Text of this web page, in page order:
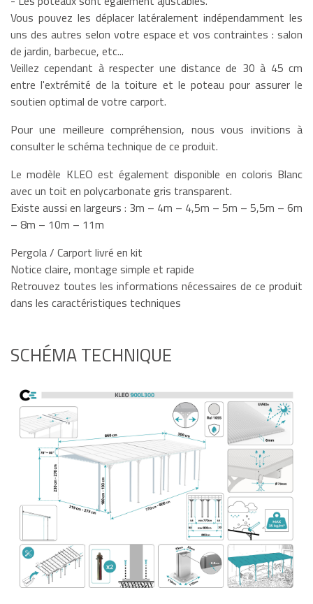
Vous pouvez les déplacer latéralement indépendamment les
uns des autres selon votre espace et vos contraintes : salon
de jardin, barbecue, etc...
Veillez cependant à respecter une distance de 30 à 45 cm
entre l'extrémité de la toiture et le poteau pour assurer le
soutien optimal de votre carport.
Pour une meilleure compréhension, nous vous invitions à
consulter le schéma technique de ce produit.
Le modèle KLEO est également disponible en coloris Blanc
avec un toit en polycarbonate gris transparent.
Existe aussi en largeurs : 3m – 4m – 4,5m – 5m – 5,5m – 6m
– 8m – 10m – 11m
Pergola / Carport livré en kit
Notice claire, montage simple et rapide
Retrouvez toutes les informations nécessaires de ce produit
dans les caractéristiques techniques
SCHÉMA TECHNIQUE